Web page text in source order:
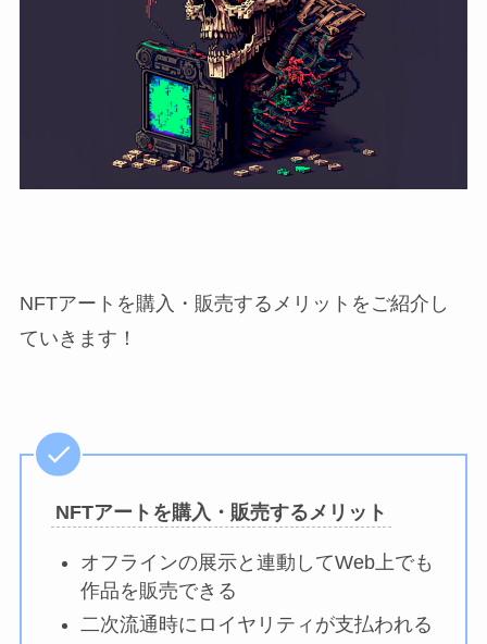
NFTアートを購入・販売するメリットをご紹介し
ていきます！
NFTアートを購入・販売するメリット
オフラインの展示と連動してWeb上でも
作品を販売できる
二次流通時にロイヤリティが支払われる